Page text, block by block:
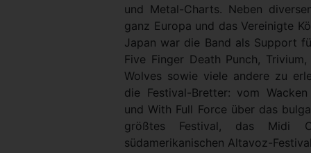
und Metal-Charts. Neben
ganz Europa und das Vereinigte
Japan war die Band als Support
Five Finger Death Punch,
Wolves sowie viele andere zu
die Festival-Bretter: vom
und With Full Force über das
größtes Festival, das Midi
südamerikanischen Altavoz-